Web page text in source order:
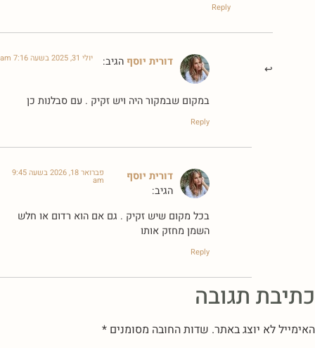
Reply
דורית יוסף הגיב: יולי 31, 2025 בשעה 7:16 am
במקום שבמקור היה ויש זקיק . עם סבלנות כן
Reply
דורית יוסף
הגיב:
פברואר 18, 2026 בשעה 9:45
am
בכל מקום שיש זקיק . גם אם הוא רדום או חלש
השמן מחזק אותו
Reply
כתיבת תגובה
האימייל לא יוצג באתר. שדות החובה מסומנים *